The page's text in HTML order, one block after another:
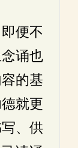
便不
诵也
的基
就更
、供